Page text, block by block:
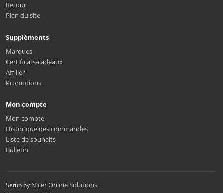
Retour
Plan du site
Suppléments
Marques
Certificats-cadeaux
Affilier
Promotions
Mon compte
Mon compte
Historique des commandes
Liste de souhaits
Bulletin
Setup by Nicer Online Solutions